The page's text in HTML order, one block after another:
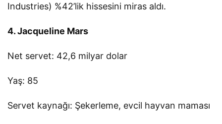
Industries) %42’lik hissesini miras aldı.
4. Jacqueline Mars
Net servet: 42,6 milyar dolar
Yaş: 85
Servet kaynağı: Şekerleme, evcil hayvan maması